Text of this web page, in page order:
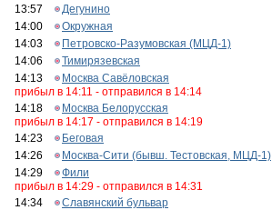
13:57
Дегунино
14:00
Окружная
14:03
Петровско-Разумовская (МЦД-1)
14:06
Тимирязевская
14:13
Москва Савёловская
прибыл в 14:11 - отправился в 14:14
14:18
Москва Белорусская
прибыл в 14:17 - отправился в 14:19
14:23
Беговая
14:26
Москва-Сити (бывш. Тестовская, МЦД-1)
14:29
Фили
прибыл в 14:29 - отправился в 14:31
14:34
Славянский бульвар